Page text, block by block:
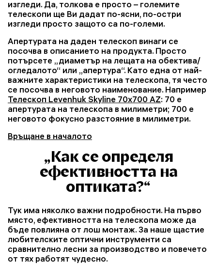
изгледи. Да, толкова е просто – големите
телескопи ще Ви дадат по-ясни, по-остри
изгледи просто защото са по-големи.
Апертурата на даден телескоп винаги се
посочва в описанието на продукта. Просто
потърсете „диаметър на лещата на обектива/
огледалото“ или „апертура“. Като една от най-
важните характеристики на телескопа, тя често
се посочва в неговото наименование. Например
Телескоп Levenhuk Skyline 70x700 AZ: 70 е
апертурата на телескопа в милиметри; 700 е
неговото фокусно разстояние в милиметри.
Връщане в началото
„Как се определя
ефективността на
оптиката?“
Тук има няколко важни подробности. На първо
място, ефективността на телескопа може да
бъде повлияна от лош монтаж. За наше щастие
любителските оптични инструменти са
сравнително лесни за производство и повечето
от тях работят чудесно.